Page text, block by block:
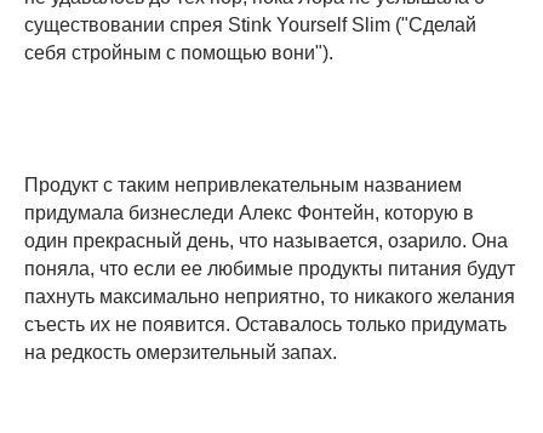
существовании спрея Stink Yourself Slim ("Сделай
себя стройным с помощью вони").
Продукт с таким непривлекательным названием
придумала бизнеследи Алекс Фонтейн, которую в
один прекрасный день, что называется, озарило. Она
поняла, что если ее любимые продукты питания будут
пахнуть максимально неприятно, то никакого желания
съесть их не появится. Оставалось только придумать
на редкость омерзительный запах.